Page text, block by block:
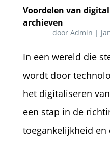
Voordelen van
archieven
doorAdmin |
In een wereld die
wordt door
het digitaliseren
een stap in de
toegankelijkheid